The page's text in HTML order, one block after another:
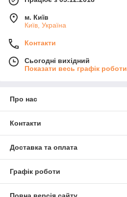
м. Київ
Київ, Україна
Контакти
Сьогодні вихідний
Показати весь графік роботи
Про нас
Контакти
Доставка та оплата
Графік роботи